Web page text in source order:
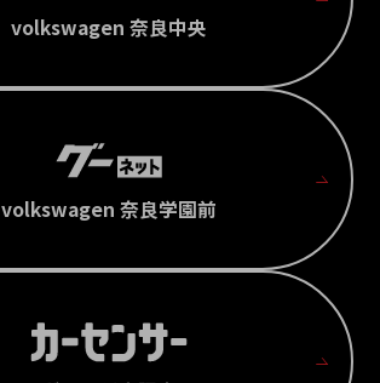
volkswagen 奈良中央
volkswagen 奈良学園前